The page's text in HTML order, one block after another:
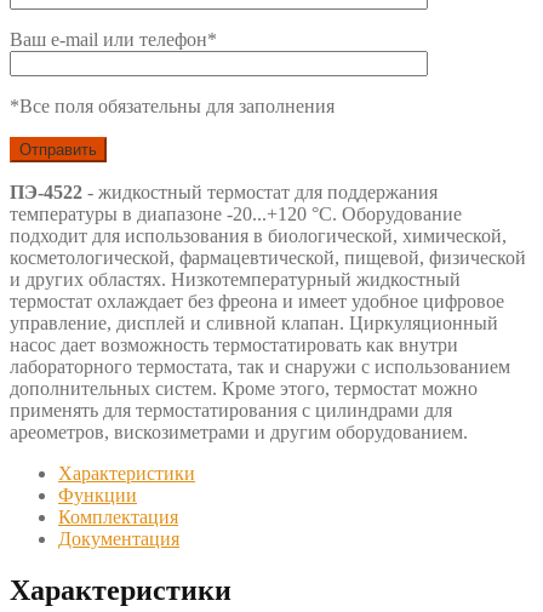
Ваш e-mail или телефон*
*Все поля обязательны для заполнения
ПЭ-4522 - жидкостный термостат для поддержания
температуры в диапазоне -20...+120 °С. Оборудование
подходит для использования в биологической, химической,
косметологической, фармацевтической, пищевой, физической
и других областях. Низкотемпературный жидкостный
термостат охлаждает без фреона и имеет удобное цифровое
управление, дисплей и сливной клапан. Циркуляционный
насос дает возможность термостатировать как внутри
лабораторного термостата, так и снаружи с использованием
дополнительных систем. Кроме этого, термостат можно
применять для термостатирования с цилиндрами для
ареометров, вискозиметрами и другим оборудованием.
Характеристики
Функции
Комплектация
Документация
Характеристики